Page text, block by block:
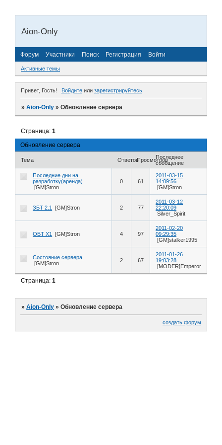
Aion-Only
Форум Участники Поиск Регистрация Войти
Активные темы
Привет, Гость! Войдитеили зарегистрируйтесь.
»Aion-Only »Обновление сервера
Обновление сервера
Страница:1
Тема ОтветовПросмотровПоследнее
сообщение
Последние дни на
разработку(аренда)
[GM]Stron
0 61
2011-03-15
14:09:56
[GM]Stron
ЗБТ 2.1 [GM]Stron 2 77
2011-03-12
22:20:09
Silver_Spirit
ОБТ Х1 [GM]Stron 4 97
2011-02-20
09:29:35
[GM]stalker1995
Состояние сервера.
[GM]Stron
2 67
2011-01-26
19:03:28
[MODER]Emperor
Страница:1
»Aion-Only »Обновление сервера
создать форум